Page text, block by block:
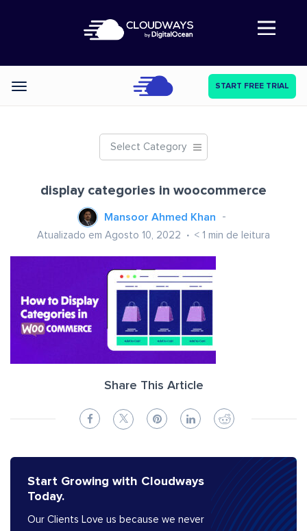
Abre a navegação
Categories START FREE TRIAL
Select Category
display categories in woocommerce
Mansoor Ahmed Khan
Atualizado em Agosto 10, 2022 < 1 min de leitura
Share This Article
Start Growing with Cloudways
Today.
Our Clients Love us because we never